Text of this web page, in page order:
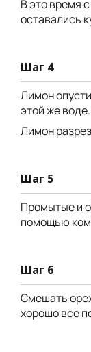
В это время
оставались
Шаг 4
Лимон
этой же
Лимон
Шаг 5
Промытые и
помощью
Шаг 6
Смешать
хорошо все